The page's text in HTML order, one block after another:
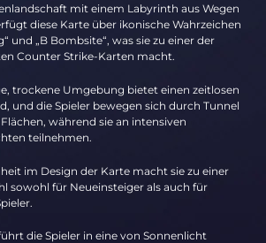
mit einem Labyrinth aus Wegen
diese Karte über ikonische Wahrzeichen
und „B Bombsite“, was sie zu einer der
Counter Strike-Karten macht.
trockene Umgebung bietet einen zeitlosen
und die Spieler bewegen sich durch Tunnel
während sie an intensiven
teilnehmen.
im Design der Karte macht sie zu einer
sowohl für Neueinsteiger als auch für
die Spieler in eine von Sonnenlicht